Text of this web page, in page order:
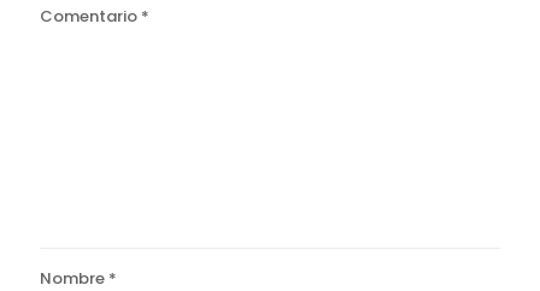
Comentario *
Nombre *